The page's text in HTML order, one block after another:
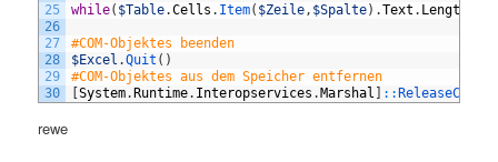
25
26
27
28
29
30
while( $Table.Cells . Item( $Zeile, $Spalte) .Text . Length
#COM-Objektes beenden
$Excel .Quit ( )
#COM-Objektes aus dem Speicher entfernen
[System. Runtime. Interopservices . Marshal ::
rewe